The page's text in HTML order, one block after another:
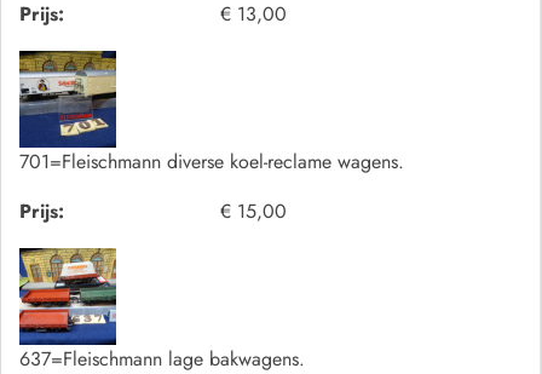
Prijs:
€ 13,00
701=Fleischmann diverse koel-reclame wagens.
Prijs:
€ 15,00
637=Fleischmann lage bakwagens.